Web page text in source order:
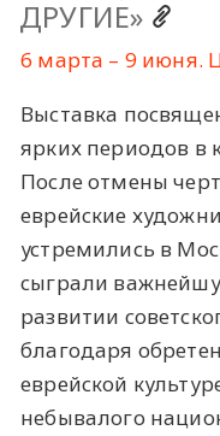
ДРУГИЕ»
6 марта – 9 июня.
Выставка
ярких периодов в
После отмены
еврейские
устремились в
сыграли
развитии
благодаря
еврейской
небывалого